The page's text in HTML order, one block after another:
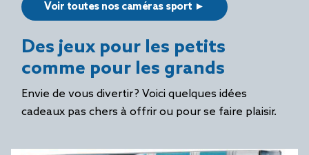
Voir toutes nos caméras sport ►
Des jeux pour les petits
comme pour les grands
Envie de vous divertir ? Voici quelques idées
cadeaux pas chers à offrir ou pour se faire plaisir.